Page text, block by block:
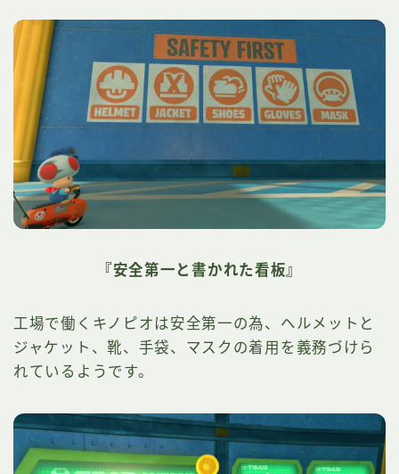
『安全第一と書かれた看板』
工場で働くキノピオは安全第一の為、ヘルメットと
ジャケット、靴、手袋、マスクの着用を義務づけら
れているようです。